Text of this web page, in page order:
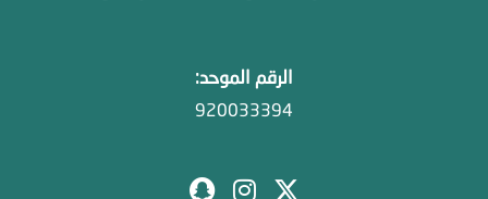
الرقم الموحد:
920033394